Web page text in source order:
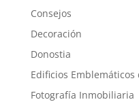
Consejos
Decoración
Donostia
Edificios Emblemáticos
Fotografía Inmobiliaria